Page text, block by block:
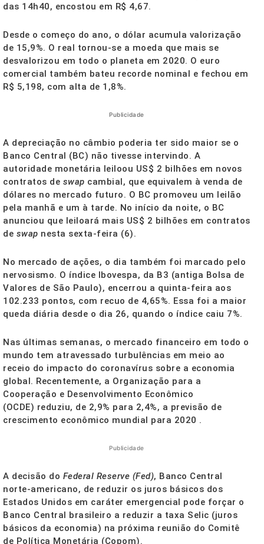
das 14h40, encostou em R$ 4,67.
Desde o começo do ano, o dólar acumula valorização
de 15,9%. O real tornou-se a moeda que mais se
desvalorizou em todo o planeta em 2020. O euro
comercial também bateu recorde nominal e fechou em
R$ 5,198, com alta de 1,8%.
Publicidade
A depreciação no câmbio poderia ter sido maior se o
Banco Central (BC) não tivesse intervindo. A
autoridade monetária leiloou US$ 2 bilhões em novos
contratos de swap cambial, que equivalem à venda de
dólares no mercado futuro. O BC promoveu um leilão
pela manhã e um à tarde. No início da noite, o BC
anunciou que leiloará mais US$ 2 bilhões em contratos
de swap nesta sexta-feira (6).
No mercado de ações, o dia também foi marcado pelo
nervosismo. O índice Ibovespa, da B3 (antiga Bolsa de
Valores de São Paulo), encerrou a quinta-feira aos
102.233 pontos, com recuo de 4,65%. Essa foi a maior
queda diária desde o dia 26, quando o índice caiu 7%.
Nas últimas semanas, o mercado financeiro em todo o
mundo tem atravessado turbulências em meio ao
receio do impacto do coronavírus sobre a economia
global. Recentemente, a Organização para a
Cooperação e Desenvolvimento Econômico
(OCDE) reduziu, de 2,9% para 2,4%, a previsão de
crescimento econômico mundial para 2020 .
Publicidade
A decisão do Federal Reserve (Fed), Banco Central
norte-americano, de reduzir os juros básicos dos
Estados Unidos em caráter emergencial pode forçar o
Banco Central brasileiro a reduzir a taxa Selic (juros
básicos da economia) na próxima reunião do Comitê
de Política Monetária (Copom).